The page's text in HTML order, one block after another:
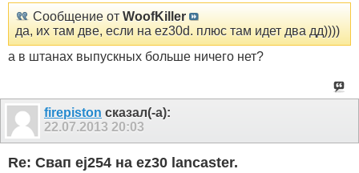
Сообщение от WoofKiller
да, их там две, если на ez30d. плюс там идет два дд))))
а в штанах выпускных больше ничего нет?
firepiston сказал(-а):
22.07.2013 20:03
Re: Свап ej254 на ez30 lancaster.